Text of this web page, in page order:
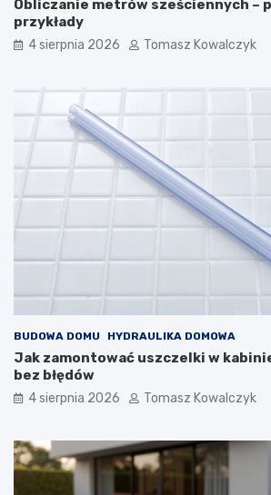
Obliczanie metrów sześciennych –
przykłady
4 sierpnia 2026 Tomasz Kowalczyk
BUDOWA DOMU HYDRAULIKA DOMOWA
Jak zamontować uszczelki w
bez błędów
4 sierpnia 2026 Tomasz Kowalczyk